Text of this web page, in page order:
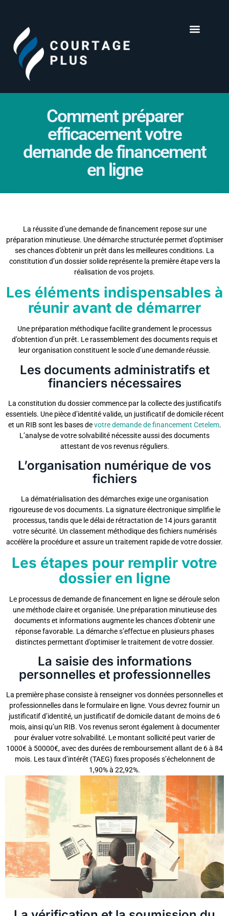
Comment préparer
efficacement votre
demande de financement
en ligne
La réussite d’une demande de financement repose sur une
préparation minutieuse. Une démarche structurée permet d’optimiser
ses chances d’obtenir un prêt dans les meilleures conditions. La
constitution d’un dossier solide représente la première étape vers la
réalisation de vos projets.
Les éléments indispensables à
réunir avant de démarrer
Une préparation méthodique facilite grandement le processus
d’obtention d’un prêt. Le rassemblement des documents requis et
leur organisation constituent le socle d’une demande réussie.
Les documents administratifs et
financiers nécessaires
La constitution du dossier commence par la collecte des justificatifs
essentiels. Une pièce d’identité valide, un justificatif de domicile récent
et un RIB sont les bases devotre demande de financement Cetelem.
L’analyse de votre solvabilité nécessite aussi des documents
attestant de vos revenus réguliers.
L’organisation numérique de vos
fichiers
La dématérialisation des démarches exige une organisation
rigoureuse de vos documents. La signature électronique simplifie le
processus, tandis que le délai de rétractation de 14 jours garantit
votre sécurité. Un classement méthodique des fichiers numérisés
accélère la procédure et assure un traitement rapide de votre dossier.
Les étapes pour remplir votre
dossier en ligne
Le processus de demande de financement en ligne se déroule selon
une méthode claire et organisée. Une préparation minutieuse des
documents et informations augmente les chances d’obtenir une
réponse favorable. La démarche s’effectue en plusieurs phases
distinctes permettant d’optimiser le traitement de votre dossier.
La saisie des informations
personnelles et professionnelles
La première phase consiste à renseigner vos données personnelles et
professionnelles dans le formulaire en ligne. Vous devrez fournir un
justificatif d’identité, un justificatif de domicile datant de moins de 6
mois, ainsi qu’un RIB. Vos revenus seront également à documenter
pour évaluer votre solvabilité. Le montant sollicité peut varier de
1000€ à 50000€, avec des durées de remboursement allant de 6 à 84
mois. Les taux d’intérêt (TAEG) fixes proposés s’échelonnent de
1,90% à 22,92%.